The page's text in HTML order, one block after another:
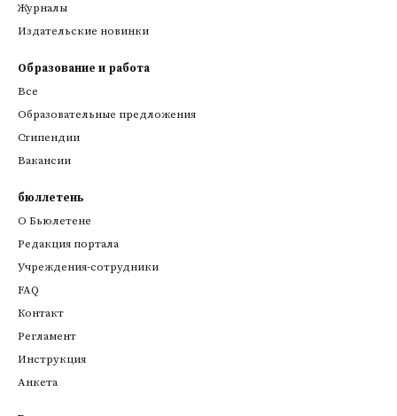
Журналы
Издательские новинки
Образование и работа
Все
Образовательные предложения
Стипендии
Вакансии
бюллетень
О Бьюлетене
Редакция портала
Учреждения-сотрудники
FAQ
Контакт
Регламент
Инструкция
Анкета